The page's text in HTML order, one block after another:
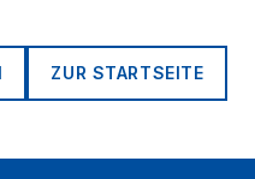
ZUR STARTSEITE